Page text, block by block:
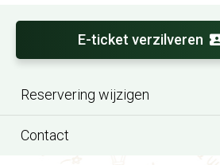
E-ticket verzilveren
Reservering wijzigen
Contact
drukte even achter u en
rust en fijne
voor een ontspannen dag,
of een special met iets
moment om weer